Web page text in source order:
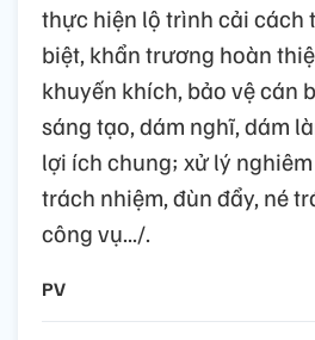
thực hiện lộ trình cải cách
biệt, khẩn trương hoàn
khuyến khích, bảo vệ cán
sáng tạo, dám nghĩ, dám
lợi ích chung; xử lý
trách nhiệm, đùn đẩy, né
công vụ.../.
PV